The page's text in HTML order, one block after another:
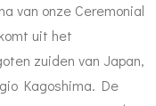
van onze Ceremonial
uit het
zuiden van Japan,
Kagoshima. De